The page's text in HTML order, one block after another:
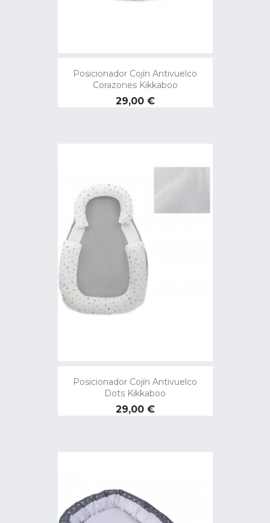
Posicionador Cojín Antivuelco
Corazones Kikkaboo
Precio
29,00 €
Posicionador Cojín Antivuelco
Dots Kikkaboo
Precio
29,00 €